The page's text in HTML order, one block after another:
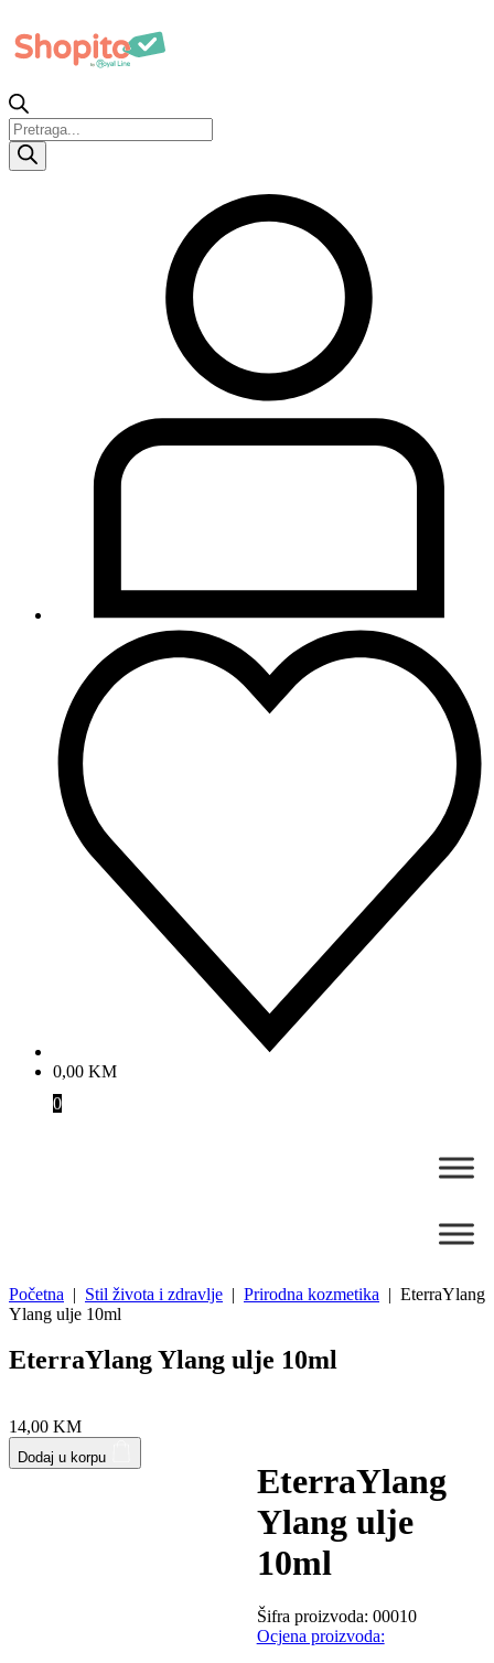
Products
search
0,00 KM
0
Početna | Stil života i zdravlje | Prirodna kozmetika | EterraYlang
Ylang ulje 10ml
EterraYlang Ylang ulje 10ml
EterraYlang
Ylang ulje
10ml
Šifra proizvoda: 00010
Ocjena proizvoda:
14,00 KM
Dodaj u korpu